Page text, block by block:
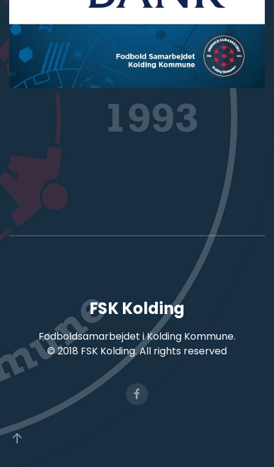
FSK Kolding
Fodboldsamarbejdet i Kolding Kommune.
©2018 FSK Kolding. All rights reserved